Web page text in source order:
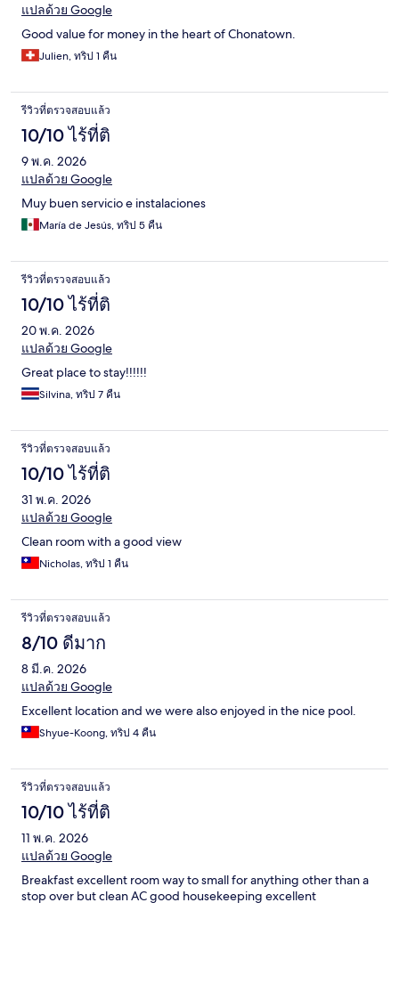
แปลด้วย Google
Good value for money in the heart of Chonatown.
Julien, ทริป 1 คืน
รีวิวที่ตรวจสอบแล้ว
10/10 ไร้ที่ติ
9 พ.ค. 2026
แปลด้วย Google
Muy buen servicio e instalaciones
María de Jesús, ทริป 5 คืน
รีวิวที่ตรวจสอบแล้ว
10/10 ไร้ที่ติ
20 พ.ค. 2026
แปลด้วย Google
Great place to stay!!!!!!
Silvina, ทริป 7 คืน
รีวิวที่ตรวจสอบแล้ว
10/10 ไร้ที่ติ
31 พ.ค. 2026
แปลด้วย Google
Clean room with a good view
Nicholas, ทริป 1 คืน
รีวิวที่ตรวจสอบแล้ว
8/10 ดีมาก
8 มี.ค. 2026
แปลด้วย Google
Excellent location and we were also enjoyed in the nice pool.
Shyue-Koong, ทริป 4 คืน
รีวิวที่ตรวจสอบแล้ว
10/10 ไร้ที่ติ
11 พ.ค. 2026
แปลด้วย Google
Breakfast excellent room way to small for anything other than a
stop over but clean AC good housekeeping excellent